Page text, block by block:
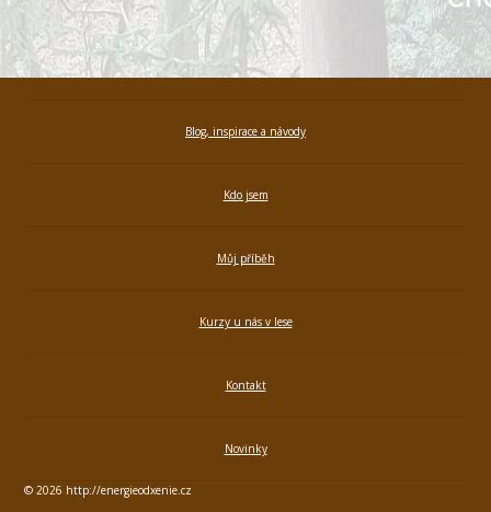
Blog, inspirace a návody
Kdo jsem
Můj příběh
Kurzy u nás v lese
Kontakt
Novinky
© 2026 http://energieodxenie.cz